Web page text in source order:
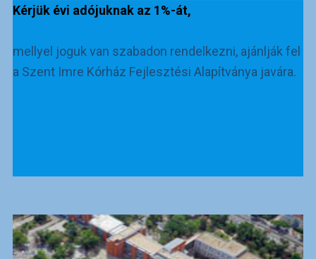
Kérjük évi adójuknak az 1%-át,
mellyel joguk van szabadon rendelkezni, ajánlják fel
a Szent Imre Kórház Fejlesztési Alapítványa javára.